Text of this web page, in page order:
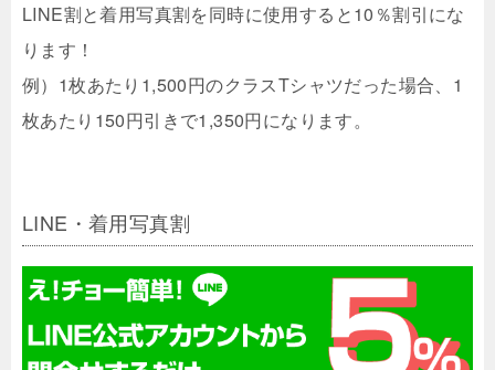
LINE割と着用写真割を同時に使用すると10％割引にな
ります！
例）1枚あたり1,500円のクラスTシャツだった場合、1
枚あたり150円引きで1,350円になります。
LINE・着用写真割